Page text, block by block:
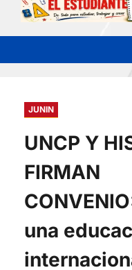
JUNIN
UNCP Y
FIRMAN
una